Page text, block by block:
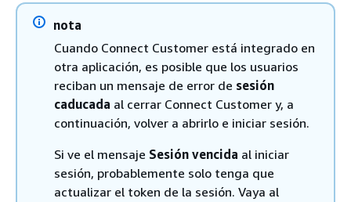
nota
Cuando Connect Customer está integrado en
otra aplicación, es posible que los usuarios
reciban un mensaje de error de sesión
caducada al cerrar Connect Customer y, a
continuación, volver a abrirlo e iniciar sesión.
Si ve el mensaje Sesión vencida al iniciar
sesión, probablemente solo tenga que
actualizar el token de la sesión. Vaya al